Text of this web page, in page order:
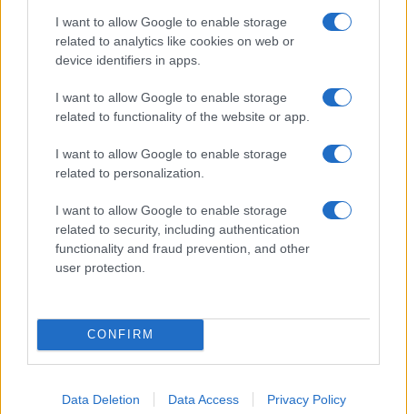
I want to allow Google to enable storage
related to analytics like cookies on web or
device identifiers in apps.
I want to allow Google to enable storage
related to functionality of the website or app.
I want to allow Google to enable storage
related to personalization.
I want to allow Google to enable storage
related to security, including authentication
functionality and fraud prevention, and other
user protection.
CONFIRM
Data Deletion Data Access Privacy Policy
Feng Shui: consigli per posizionare il divano in modo
LIFESTYLE